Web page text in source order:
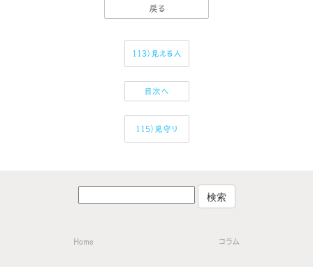
戻る
113）見える人
115）見守り
目次へ
Home コラム